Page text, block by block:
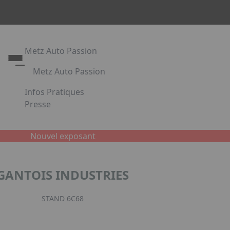
Metz Auto Passion
Metz Auto Passion
Le rendez-vous des passionnés d'automobile
Metz Auto Passion en images
Infos Pratiques
Presse
Nouvel exposant
INDUSTRIES
STAND 6C68